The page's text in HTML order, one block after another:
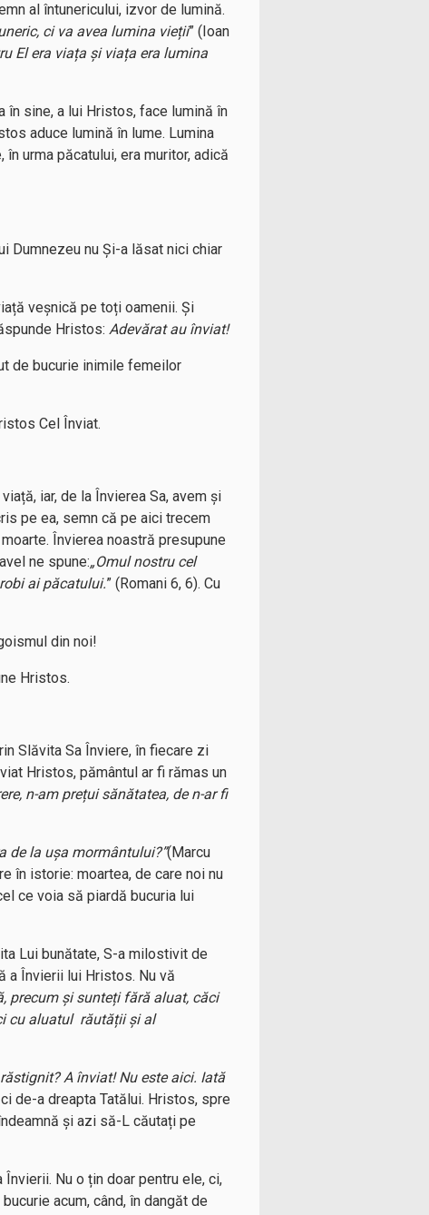
al întunericului, izvor de lumină.
ci va avea lumina vieții” (Ioan
El era viața și viața era lumina
în sine, a lui Hristos, face lumină în
aduce lumină în lume. Lumina
urma păcatului, era muritor, adică
Dumnezeu nu Și-a lăsat nici chiar
veșnică pe toți oamenii. Și
Hristos: Adevărat au înviat!
de bucurie inimile femeilor
Cel Înviat.
iar, de la Învierea Sa, avem și
pe ea, semn că pe aici trecem
Învierea noastră presupune
ne spune:„Omul nostru cel
ai păcatului.” (Romani 6, 6). Cu
din noi!
Hristos.
Slăvita Sa Înviere, în fiecare zi
Hristos, pământul ar fi rămas un
n-am prețui sănătatea, de n-ar fi
de la ușa mormântului?”(Marcu
în istorie: moartea, de care noi nu
ce voia să piardă bucuria lui
Lui bunătate, S-a milostivit de
a Învierii lui Hristos. Nu vă
precum și sunteți fără aluat, căci
cu aluatul răutății și al
A înviat! Nu este aici. Iată
de-a dreapta Tatălui. Hristos, spre
și azi să-L căutați pe
Nu o țin doar pentru ele, ci,
acum, când, în dangăt de